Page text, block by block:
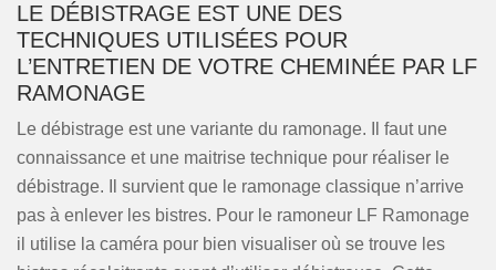
LE DÉBISTRAGE EST UNE DES
TECHNIQUES UTILISÉES POUR
L’ENTRETIEN DE VOTRE CHEMINÉE PAR LF
RAMONAGE
Le débistrage est une variante du ramonage. Il faut une
connaissance et une maitrise technique pour réaliser le
débistrage. Il survient que le ramonage classique n’arrive
pas à enlever les bistres. Pour le ramoneur LF Ramonage
il utilise la caméra pour bien visualiser où se trouve les